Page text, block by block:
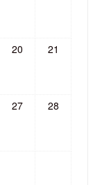
20 21
27 28